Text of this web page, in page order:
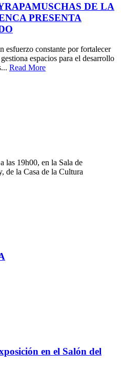
DE LA
PRESENTA
esfuerzo constante por fortalecer
espacios para el desarrollo
Read More
las 19h00, en la Sala de
de la Casa de la Cultura
en el Salón del